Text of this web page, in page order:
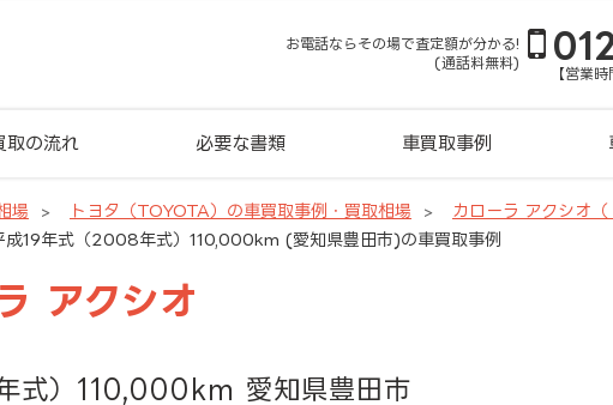
お電話ならその場で査定額が分かる!
(通話料無料)
【営業
取の流れ 必要な書類 車買取事例
場 トヨタ（TOYOTA）の車買取事例・買取相場
カローラ アクシオ
成19年式（2008年式）110,000km (愛知県豊田市)の車買取事例
アクシオ
式）110,000km 愛知県豊田市